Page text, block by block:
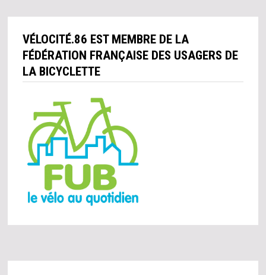
VÉLOCITÉ.86 EST MEMBRE DE LA
FÉDÉRATION FRANÇAISE DES USAGERS DE
LA BICYCLETTE